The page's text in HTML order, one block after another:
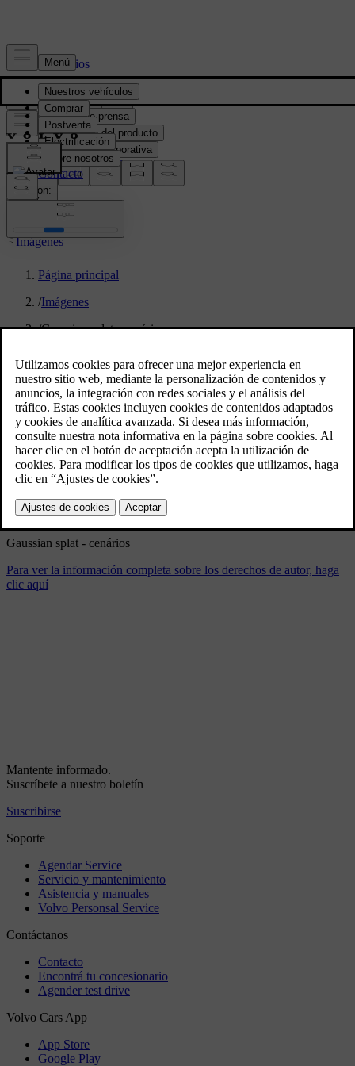
Prensa y Medios
Material de prensa
Información del producto
Información corporativa
Contacto de medios
location:
PY
Imágenes
Página principal
/Imágenes
/Gaussian splat - cenários
Gaussian splat - cenários
3/28/2025
Marcador
Compartir
Descargar
Gaussian splat - cenários
Para ver la información completa sobre los derechos de autor, haga
clic aquí